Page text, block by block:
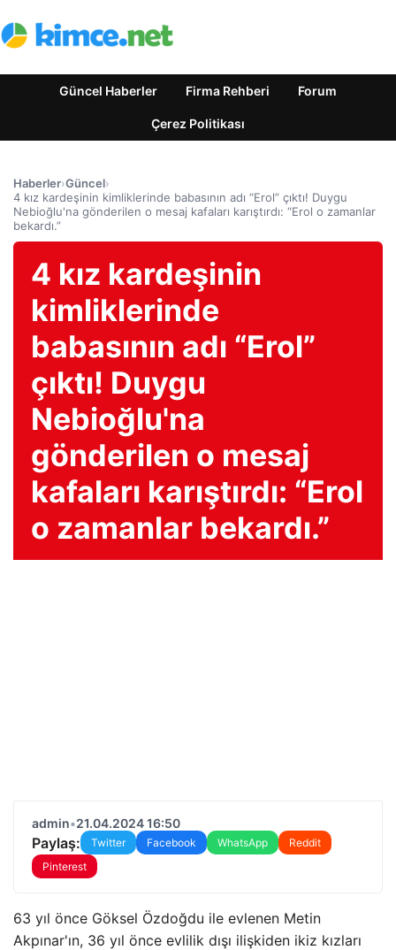
Güncel Haberler Firma Rehberi Forum
Çerez Politikası
Haberler›Güncel›
4 kız kardeşinin kimliklerinde babasının adı “Erol” çıktı! Duygu
Nebioğlu'na gönderilen o mesaj kafaları karıştırdı: “Erol o zamanlar
bekardı.”
4 kız kardeşinin
kimliklerinde
babasının adı “Erol”
çıktı! Duygu
Nebioğlu'na
gönderilen o mesaj
kafaları karıştırdı: “Erol
o zamanlar bekardı.”
admin•21.04.2024 16:50
Paylaş: Twitter Facebook WhatsApp
Reddit
Pinterest
63 yıl önce Göksel Özdoğdu ile evlenen Metin
Akpınar'ın, 36 yıl önce evlilik dışı ilişkiden ikiz kızları